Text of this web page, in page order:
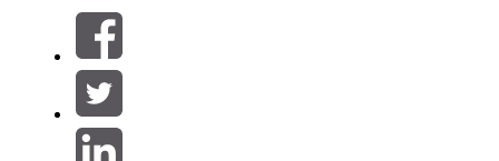
篩選條件： (0)
選取篩選
產品區域